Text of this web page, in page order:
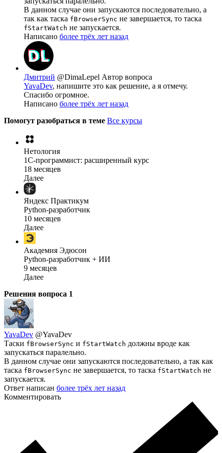
В данном случае они запускаются последовательно, а
так как таска fBrowserSync не завершается, то таска
fStartWatch не запускается.
Написано более трёх лет назад
Дмитрий @DimaLepel Автор вопроса
YavaDev, напишите это как решение, а я отмечу.
Спасибо огромное.
Написано более трёх лет назад
Помогут разобраться в теме Все курсы
Нетология
1C-программист: расширенный курс
18 месяцев
Далее
Яндекс Практикум
Python-разработчик
10 месяцев
Далее
Академия Эдюсон
Python-разработчик + ИИ
9 месяцев
Далее
Решения вопроса 1
YavaDev @YavaDev
Таски fBrowserSync и fStartWatch должны вроде как
запускаться паралельно.
В данном случае они запускаются последовательно, а так как
таска fBrowserSync не завершается, то таска fStartWatch не
запускается.
Ответ написан более трёх лет назад
Комментировать